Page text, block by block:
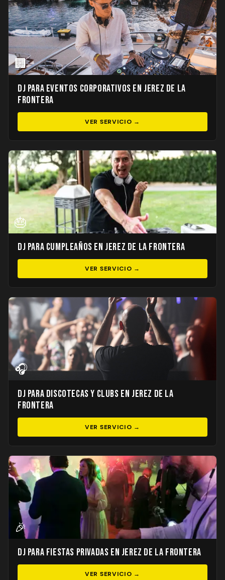
🏢
DJ para Eventos Corporativos en Jerez de la
Frontera
VER SERVICIO →
🎂
DJ para Cumpleaños en Jerez de la Frontera
VER SERVICIO →
🎧
DJ para Discotecas y Clubs en Jerez de la
Frontera
VER SERVICIO →
🎉
DJ para Fiestas Privadas en Jerez de la Frontera
VER SERVICIO →